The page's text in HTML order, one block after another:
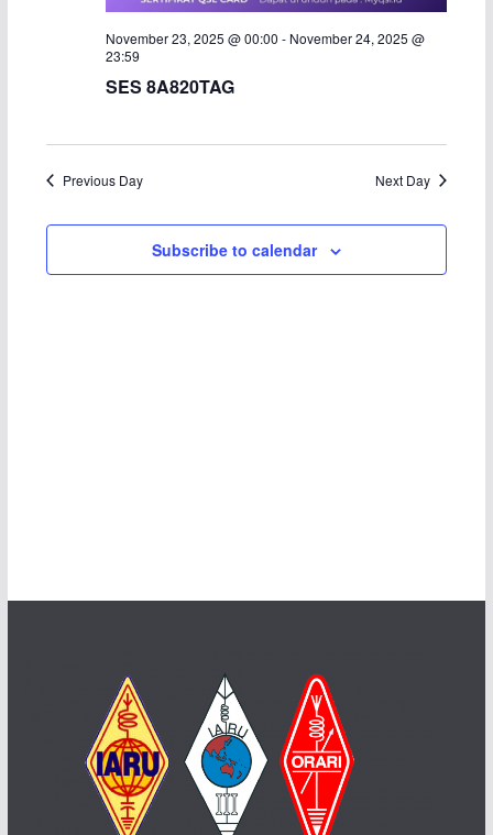
a
i
g
a
t
November 23, 2025 @ 00:00 - November 24, 2025 @
23:59
SES 8A820TAG
Previous Day Next Day
Subscribe to calendar